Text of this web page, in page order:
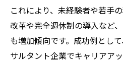
秋田県の建設コンサ
れる経験
建設コンサルタント
これにより、未経験者や若手
改革や完全週休制の導入など
も増加傾向です。成功例とし
サルタント企業でキャリアア